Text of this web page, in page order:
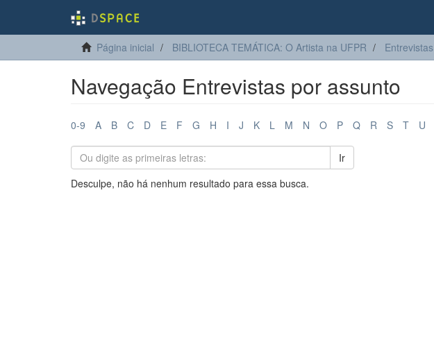
Página inicial BIBLIOTECA TEMÁTICA: O Artista na UFPR Entrevistas
Navegação Entrevistas por assunto
0-9 A B C D E F G H I J K L M N O P Q R S T U
Ir
Desculpe, não há nenhum resultado para essa busca.